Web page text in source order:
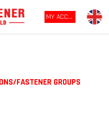
MY ACCOUNT
FASTENER GROUPS